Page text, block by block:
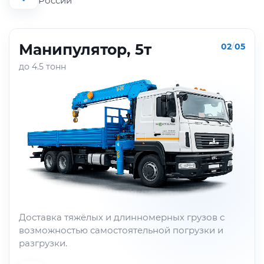
Манипулятор, 5т
до 4.5 тонн
02/05
Доставка тяжёлых и длинномерных грузов с
возможностью самостоятельной погрузки и
разгрузки.